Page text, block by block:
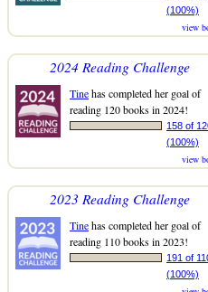
(100%)
view
2024 Reading Challenge
Tinehas completed her goal of
reading 120 books in 2024!
158 of
(100%)
view
2023 Reading Challenge
Tinehas completed her goal of
reading 110 books in 2023!
191 of
(100%)